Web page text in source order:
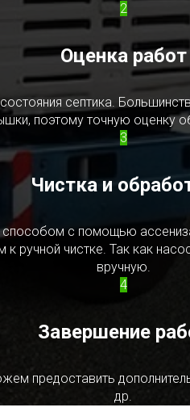
2
Оценка работ
септика.
поэтому точную
3
Чистка и
с помощью
чистке. Так как
вручную.
4
Завершение
предоставить
др.